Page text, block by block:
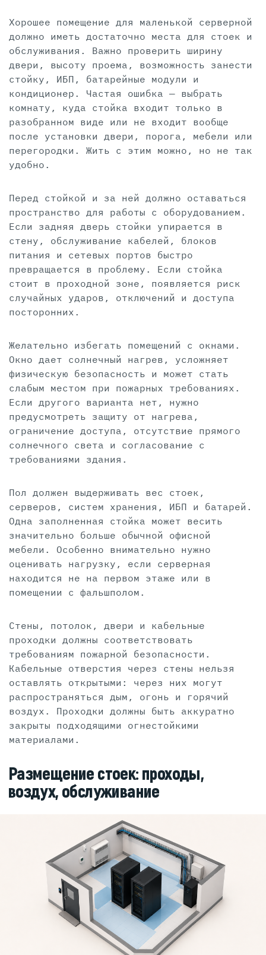
Хорошее помещение для маленькой серверной
должно иметь достаточно места для стоек и
обслуживания. Важно проверить ширину
двери, высоту проема, возможность занести
стойку, ИБП, батарейные модули и
кондиционер. Частая ошибка — выбрать
комнату, куда стойка входит только в
разобранном виде или не входит вообще
после установки двери, порога, мебели или
перегородки. Жить с этим можно, но не так
удобно.
Перед стойкой и за ней должно оставаться
пространство для работы с оборудованием.
Если задняя дверь стойки упирается в
стену, обслуживание кабелей, блоков
питания и сетевых портов быстро
превращается в проблему. Если стойка
стоит в проходной зоне, появляется риск
случайных ударов, отключений и доступа
посторонних.
Желательно избегать помещений с окнами.
Окно дает солнечный нагрев, усложняет
физическую безопасность и может стать
слабым местом при пожарных требованиях.
Если другого варианта нет, нужно
предусмотреть защиту от нагрева,
ограничение доступа, отсутствие прямого
солнечного света и согласование с
требованиями здания.
Пол должен выдерживать вес стоек,
серверов, систем хранения, ИБП и батарей.
Одна заполненная стойка может весить
значительно больше обычной офисной
мебели. Особенно внимательно нужно
оценивать нагрузку, если серверная
находится не на первом этаже или в
помещении с фальшполом.
Стены, потолок, двери и кабельные
проходки должны соответствовать
требованиям пожарной безопасности.
Кабельные отверстия через стены нельзя
оставлять открытыми: через них могут
распространяться дым, огонь и горячий
воздух. Проходки должны быть аккуратно
закрыты подходящими огнестойкими
материалами.
Размещение стоек: проходы,
воздух, обслуживание